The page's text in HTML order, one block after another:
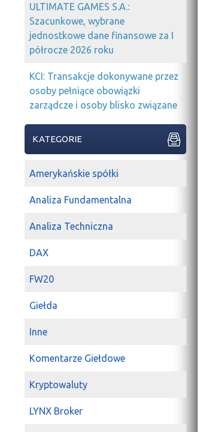
ULTIMATE GAMES S.A.:
Szacunkowe, wybrane
jednostkowe dane finansowe za I
półrocze 2026 roku
KCI: Transakcje dokonywane przez
osoby pełniące obowiązki
zarządcze i osoby blisko związane
KATEGORIE
Amerykańskie spółki
Analiza Fundamentalna
Analiza Techniczna
DAX
FW20
Giełda
Inne
Komentarze Giełdowe
Kryptowaluty
LYNX Broker